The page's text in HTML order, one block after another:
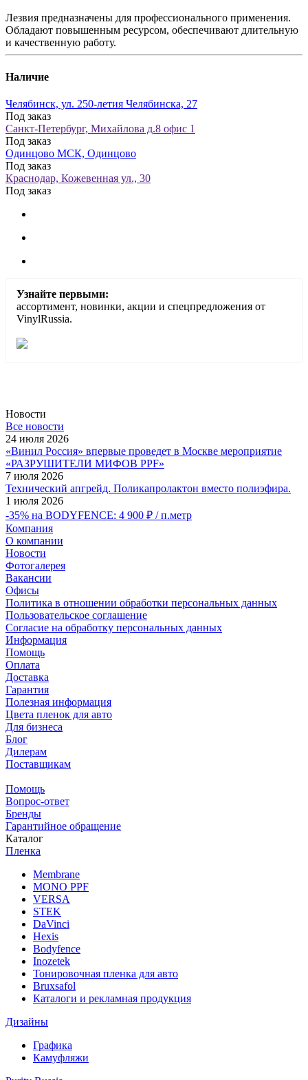
Лезвия предназначены для профессионального применения.
Обладают повышенным ресурсом, обеспечивают длительную
и качественную работу.
Наличие
Челябинск, ул. 250-летия Челябинска, 27
Под заказ
Санкт-Петербург, Михайлова д.8 офис 1
Под заказ
Одинцово МСК, Одинцово
Под заказ
Краснодар, Кожевенная ул., 30
Под заказ
Узнайте первыми:
ассортимент, новинки, акции и спецпредложения от
VinylRussia.
Новости
Все новости
24 июля 2026
«Винил Россия» впервые проведет в Москве мероприятие
«РАЗРУШИТЕЛИ МИФОВ PPF»
7 июля 2026
Технический апгрейд. Поликапролактон вместо полиэфира.
1 июля 2026
-35% на BODYFENCE: 4 900 ₽ / п.метр
Компания
О компании
Новости
Фотогалерея
Вакансии
Офисы
Политика в отношении обработки персональных данных
Пользовательское соглашение
Согласие на обработку персональных данных
Информация
Помощь
Оплата
Доставка
Гарантия
Полезная информация
Цвета пленок для авто
Для бизнеса
Блог
Дилерам
Поставщикам
Помощь
Вопрос-ответ
Бренды
Гарантийное обращение
Каталог
Пленка
Membrane
MONO PPF
VERSA
STEK
DaVinci
Hexis
Bodyfence
Inozetek
Тонировочная пленка для авто
Bruxsafol
Каталоги и рекламная продукция
Дизайны
Графика
Камуфляжи